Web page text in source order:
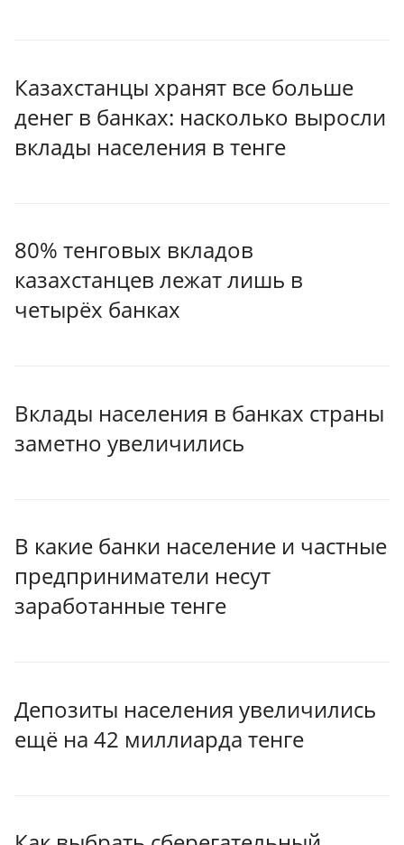
Казахстанцы хранят все больше
денег в банках: насколько выросли
вклады населения в тенге
80% тенговых вкладов
казахстанцев лежат лишь в
четырёх банках
Вклады населения в банках страны
заметно увеличились
В какие банки население и частные
предприниматели несут
заработанные тенге
Депозиты населения увеличились
ещё на 42 миллиарда тенге